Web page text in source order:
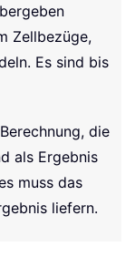
Zellbezüge,
Es sind bis
die
als Ergebnis
muss das
liefern.